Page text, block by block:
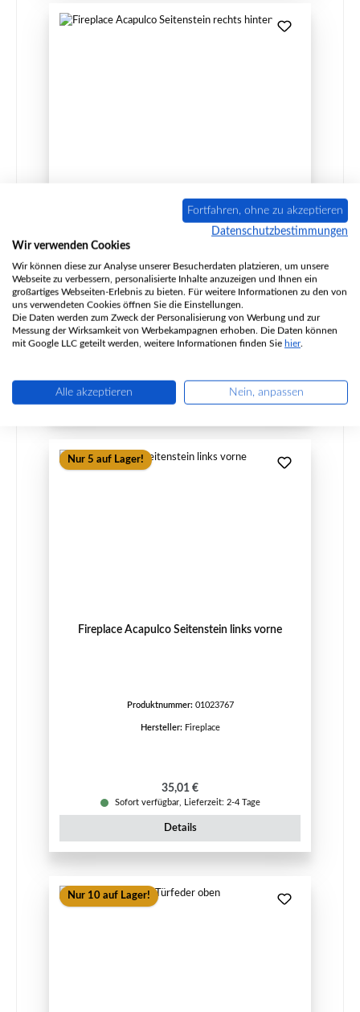
Produktnummer:01023472
Hersteller: Fireplace
Nur 5 auf Lager!
Fireplace Acapulco Seitenstein links vorne
Produktnummer: 01023767
Hersteller: Fireplace
Regulärer Preis:
35,01 €
Sofort verfügbar, Lieferzeit: 2-4 Tage
Details
Nur 10 auf Lager!
Fortfahren, ohne zu akzeptieren
Datenschutzbestimmungen
Wir verwenden Cookies
Wir können diese zur Analyse unserer Besucherdaten platzieren, um unsere
Webseite zu verbessern, personalisierte Inhalte anzuzeigen und Ihnen ein
großartiges Webseiten-Erlebnis zu bieten. Für weitere Informationen zu den von
uns verwendeten Cookies öffnen Sie die Einstellungen.
Die Daten werden zum Zweck der Personalisierung von Werbung und zur
Messung der Wirksamkeit von Werbekampagnen erhoben. Die Daten können
mit Google LLC geteilt werden, weitere Informationen finden Sie hier.
Alle akzeptieren Nein, anpassen